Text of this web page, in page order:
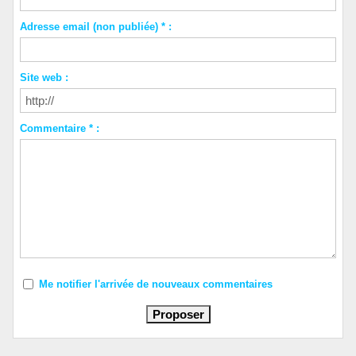
Adresse email (non publiée) * :
Site web :
Commentaire * :
Me notifier l'arrivée de nouveaux commentaires